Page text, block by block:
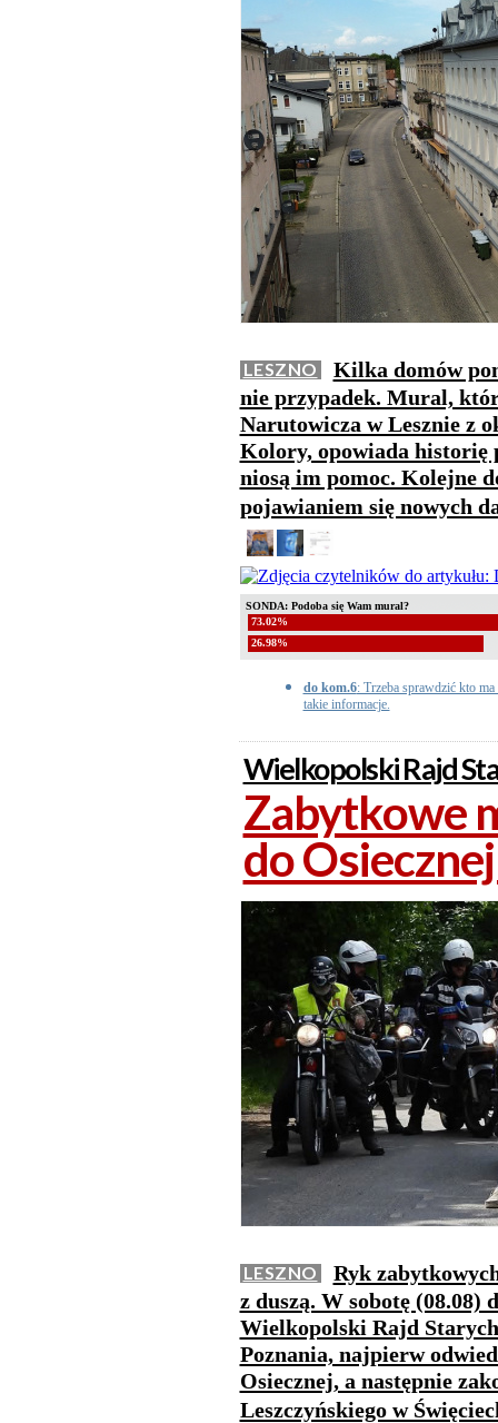
LESZNO
Kilka domów
nie przypadek. Mural,
Narutowicza w Lesznie z
Kolory, opowiada historię
niosą im pomoc. Kolejne
pojawianiem się nowych
SONDA: Podoba się Wam mural?
73.02%
26.98%
do kom.6: Trzeba sprawdzić kto
takie informacje.
Wielkopolski Rajd
Zabytkowe
do
LESZNO
Ryk
z duszą. W sobotę (08.08)
Wielkopolski Rajd
Poznania, najpierw
Osiecznej, a następnie
Leszczyńskiego w